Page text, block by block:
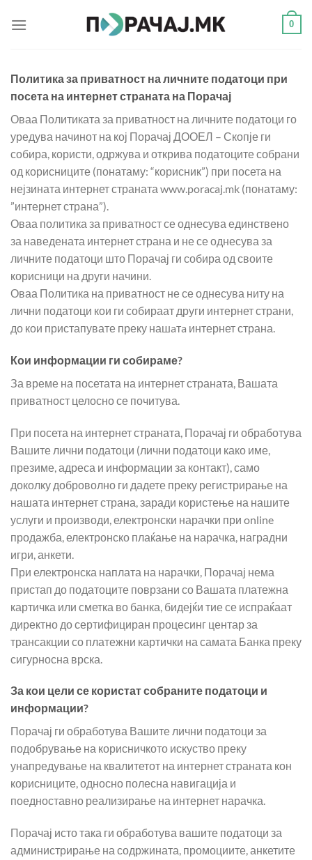
0
Политика за приватност на личните податоци при
посета на интернет страната на Порачај
Оваа Политиката за приватност на личните податоци го
уредува начинот на кој Порачај ДООЕЛ – Скопје ги
собира, користи, одржува и открива податоците собрани
од корисниците (понатаму: “корисник”) при посета на
нејзината интернет страната www.poracaj.mk (понатаму:
”интернет страна”).
Оваа политика за приватност се однесува единствено
за наведената интернет страна и не се однесува за
личните податоци што Порачај ги собира од своите
корисници на други начини.
Оваа Политика на приватност не се однесува ниту на
лични податоци кои ги собираат други интернет страни,
до кои пристапувате преку нашaтa интернет страна.
Кои информации ги собираме?
За време на посетата на интернет страната, Вашата
приватност целосно се почитува.
При посета на интернет страната, Порачај ги обработува
Вашите лични податоци (лични податоци како име,
презиме, адреса и информации за контакт), само
доколку доброволно ги дадете преку регистрирање на
нашата интернет страна, заради користење на нашите
услуги и производи, електронски нарачки при online
продажба, електронско плаќање на нарачка, наградни
игри, анкети.
При електронска наплата на нарачки, Порачај нема
пристап до податоците поврзани со Вашата платежна
картичка или сметка во банка, бидејќи тие се испраќаат
директно до сертифициран процесинг центар за
трансакции со платежни картички на самата Банка преку
сигурносна врска.
За кои цели се користат собраните податоци и
информации?
Порачај ги обработува Вашите лични податоци за
подобрување на корисничкото искуство преку
унапредување на квалитетот на интернет страната кон
корисниците, односно полесна навигација и
поедноставно реализирање на интернет нарачка.
Порачај исто така ги обработува вашите податоци за
администрирање на содржината, промоциите, анкетите